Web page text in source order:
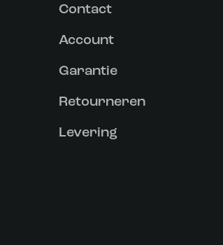
Contact
Account
Garantie
Retourneren
Levering